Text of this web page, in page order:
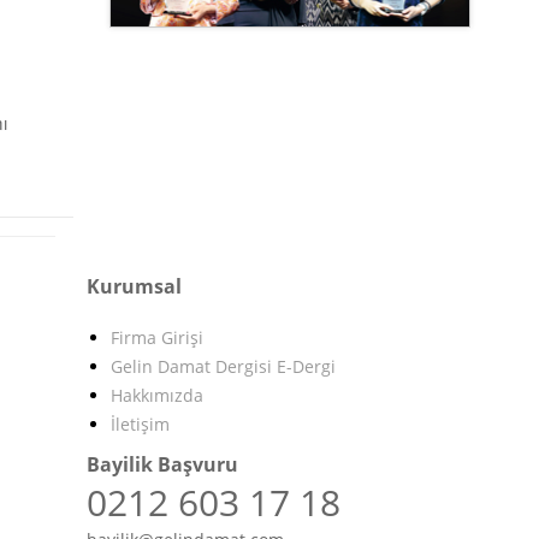
Kurumsal
Firma Girişi
Gelin Damat Dergisi E-Dergi
Hakkımızda
İletişim
Bayilik Başvuru
0212 603 17 18